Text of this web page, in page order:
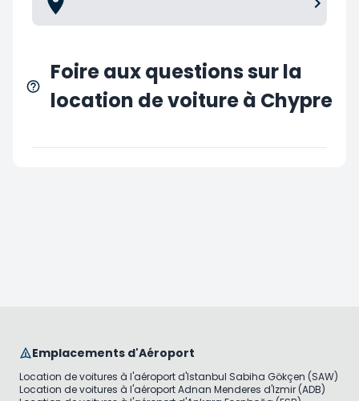
Foire aux questions sur la
location de voiture à Chypre
Emplacements d'Aéroport
Location de voitures à l'aéroport d'Istanbul Sabiha Gökçen (SAW)
Location de voitures à l'aéroport Adnan Menderes d'Izmir (ADB)